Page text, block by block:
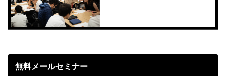
無料メールセミナー